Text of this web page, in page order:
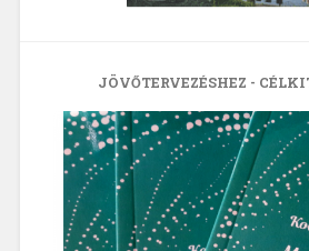
JÖVŐTERVEZÉSHEZ -